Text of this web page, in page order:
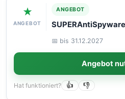
★
ANGEBOT
ANGEBOT
📅 bis 31.12.2027
Angebot
Hat funktioniert? 👍 👎